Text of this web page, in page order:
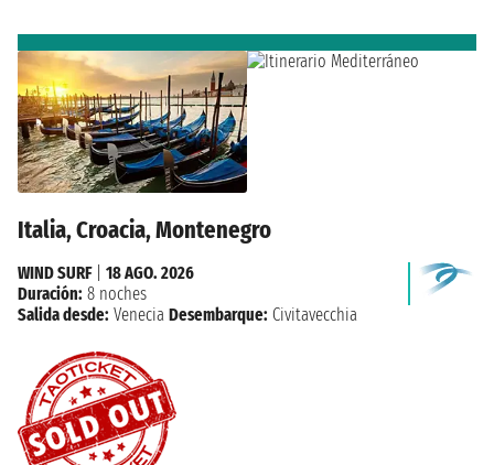
Italia, Croacia, Montenegro
WIND SURF| 18 AGO. 2026
Duración: 8 noches
Salida desde: Venecia Desembarque: Civitavecchia